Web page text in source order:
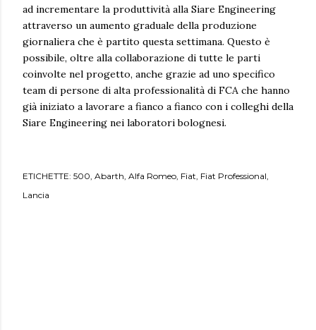
ad incrementare la produttività alla Siare Engineering
attraverso un aumento graduale della produzione
giornaliera che è partito questa settimana. Questo è
possibile, oltre alla collaborazione di tutte le parti
coinvolte nel progetto, anche grazie ad uno specifico
team di persone di alta professionalità di FCA che hanno
già iniziato a lavorare a fianco a fianco con i colleghi della
Siare Engineering nei laboratori bolognesi.
ETICHETTE: 500 Abarth Alfa Romeo Fiat Fiat Professional
Lancia